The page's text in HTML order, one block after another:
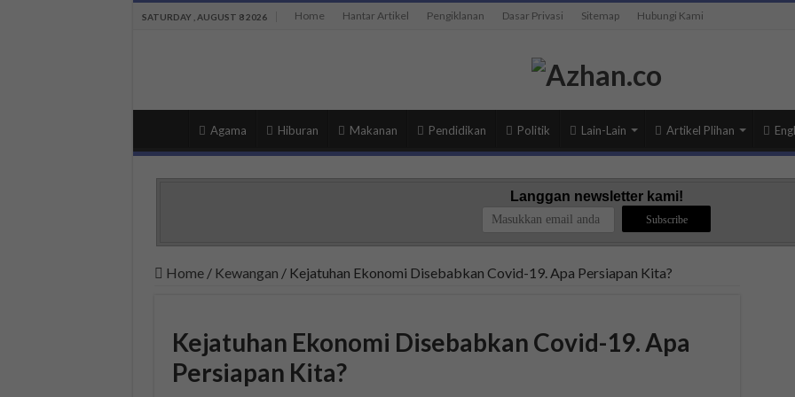
SATURDAY , AUGUST 8 2026 Home Hantar Artikel Pengiklanan Dasar Privasi Sitemap Hubungi Kami
Agama Hiburan Makanan Pendidikan Politik Lain-Lain Artikel Plihan
Langgan newsletter kami!
Home / Kewangan / Kejatuhan Ekonomi Disebabkan Covid-19. Apa Persiapan Kita?
Kejatuhan Ekonomi Disebabkan Covid-19. Apa
Persiapan Kita?